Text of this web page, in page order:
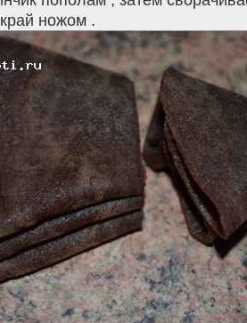
ножом .